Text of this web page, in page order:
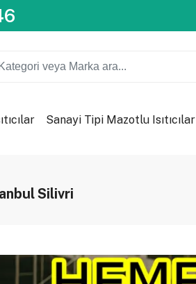
Sanayi Tipi Mazotlu Isıtıcılar
Silivri